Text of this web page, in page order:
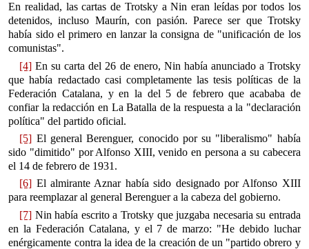
En realidad, las cartas de Trotsky a Nin eran leídas por todos los
detenidos, incluso Maurín, con pasión. Parece ser que Trotsky
había sido el primero en lanzar la consigna de "unificación de los
comunistas".
[4] En su carta del 26 de enero, Nin había anunciado a Trotsky
que había redactado casi completamente las tesis políticas de la
Federación Catalana, y en la del 5 de febrero que acababa de
confiar la redacción en La Batalla de la respuesta a la "declaración
política" del partido oficial.
[5] El general Berenguer, conocido por su "liberalismo" había
sido "dimitido" por Alfonso XIII, venido en persona a su cabecera
el 14 de febrero de 1931.
[6] El almirante Aznar había sido designado por Alfonso XIII
para reemplazar al general Berenguer a la cabeza del gobierno.
[7] Nin había escrito a Trotsky que juzgaba necesaria su entrada
en la Federación Catalana, y el 7 de marzo: "He debido luchar
enérgicamente contra la idea de la creación de un "partido obrero y